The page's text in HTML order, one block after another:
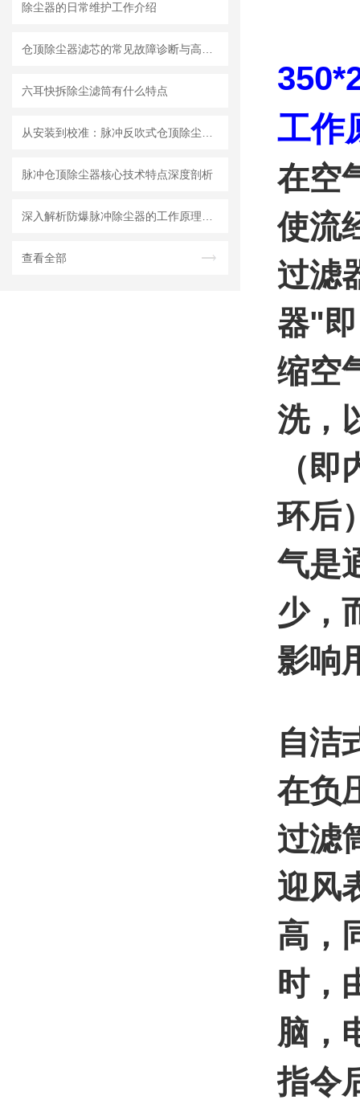
除尘器的日常维护工作介绍
六耳快拆除尘滤筒有什么特点
脉冲仓顶除尘器核心技术特点深度剖析
查看全部
工作
在空
使流
过滤
器"
缩空
洗，
（
环后
气是
少，
影响
自洁
在负
过滤
迎风
高，
时，
脑，
指令